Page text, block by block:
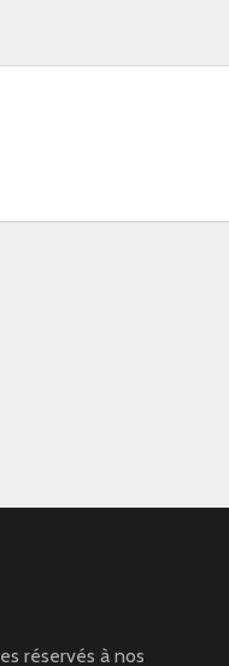
réservés à nos